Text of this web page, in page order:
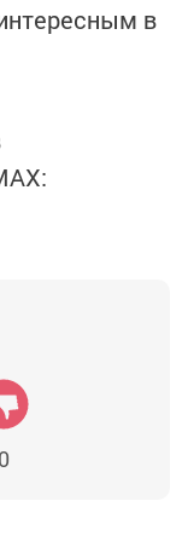
в
0